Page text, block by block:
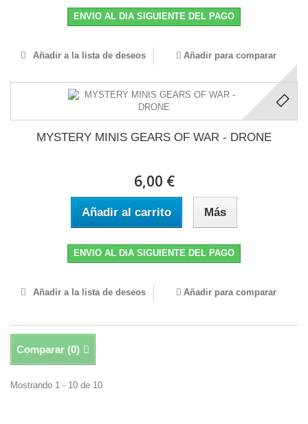
ENVIO AL DIA SIGUIENTE DEL PAGO
Añadir a la lista de deseos Añadir para comparar
MYSTERY MINIS GEARS OF WAR - DRONE
6,00 €
Añadir al carrito Más
ENVIO AL DIA SIGUIENTE DEL PAGO
Añadir a la lista de deseos Añadir para comparar
Comparar (0)
Mostrando 1 - 10 de 10